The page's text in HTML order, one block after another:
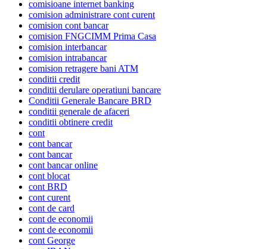
comisioane internet banking
comision administrare cont curent
comision cont bancar
comision FNGCIMM Prima Casa
comision interbancar
comision intrabancar
comision retragere bani ATM
conditii credit
conditii derulare operatiuni bancare
Conditii Generale Bancare BRD
conditii generale de afaceri
conditii obtinere credit
cont
cont bancar
cont bancar
cont bancar online
cont blocat
cont BRD
cont curent
cont de card
cont de economii
cont de economii
cont George